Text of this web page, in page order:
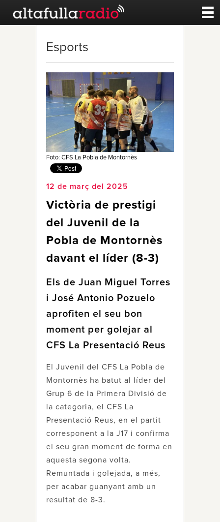
Esports
Noticies
Qui Som
Esports
Foto: CFS La Pobla de Montornès
12 de març del 2025
Victòria de prestigi
del Juvenil de la
Pobla de Montornès
davant el líder (8-3)
Els de Juan Miguel Torres
i José Antonio Pozuelo
aprofiten el seu bon
moment per golejar al
CFS La Presentació Reus
El Juvenil del CFS La Pobla de
Montornès ha batut al líder del
Grup 6 de la Primera Divisió de
la categoria, el CFS La
Presentació Reus, en el partit
corresponent a la J17 i confirma
el seu gran moment de forma en
aquesta segona volta.
Remuntada i golejada, a més,
per acabar guanyant amb un
resultat de 8-3.